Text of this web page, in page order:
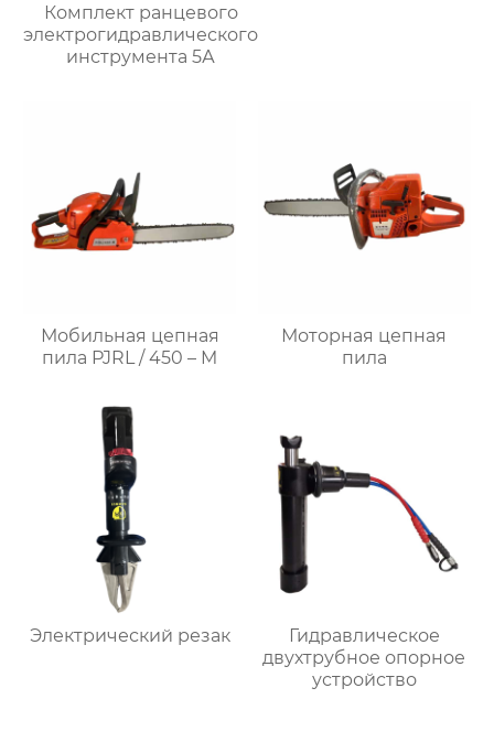
Комплект ранцевого
электрогидравлического
инструмента 5А
Мобильная цепная
пила PJRL / 450 – M
Моторная цепная
пила
Электрический резак
Гидравлическое
двухтрубное опорное
устройство